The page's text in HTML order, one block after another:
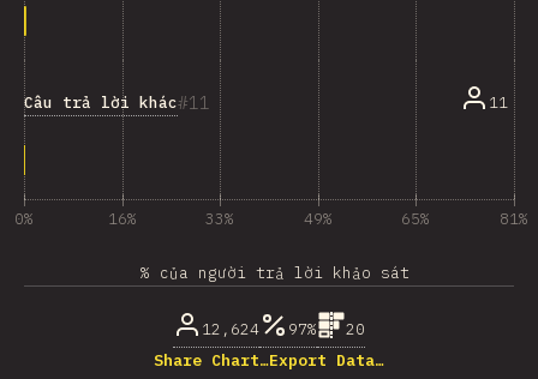
11
Câu trả lời khác 11
0% 16% 33% 49% 65% 81%
% của người trả lời khảo sát
12,624 97%
20
Share Chart…Export Data…